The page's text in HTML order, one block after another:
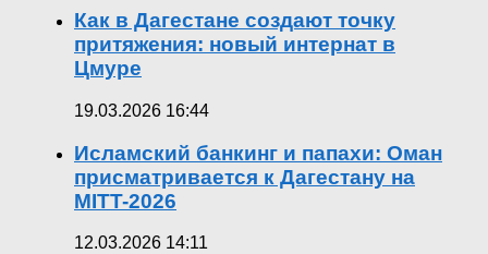
Как в Дагестане создают точку
притяжения: новый интернат в
Цмуре
19.03.2026 16:44
Исламский банкинг и папахи: Оман
присматривается к Дагестану на
MITT-2026
12.03.2026 14:11